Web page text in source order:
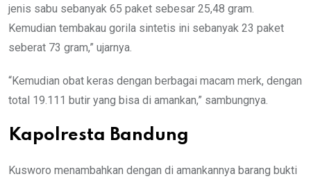
jenis sabu sebanyak 65 paket sebesar 25,48 gram.
Kemudian tembakau gorila sintetis ini sebanyak 23 paket
seberat 73 gram,” ujarnya.
“Kemudian obat keras dengan berbagai macam merk, dengan
total 19.111 butir yang bisa di amankan,” sambungnya.
Kapolresta Bandung
Kusworo menambahkan dengan di amankannya barang bukti